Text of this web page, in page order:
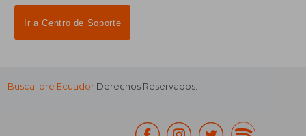
Ir a Centro de Soporte
Buscalibre Ecuador Derechos Reservados.